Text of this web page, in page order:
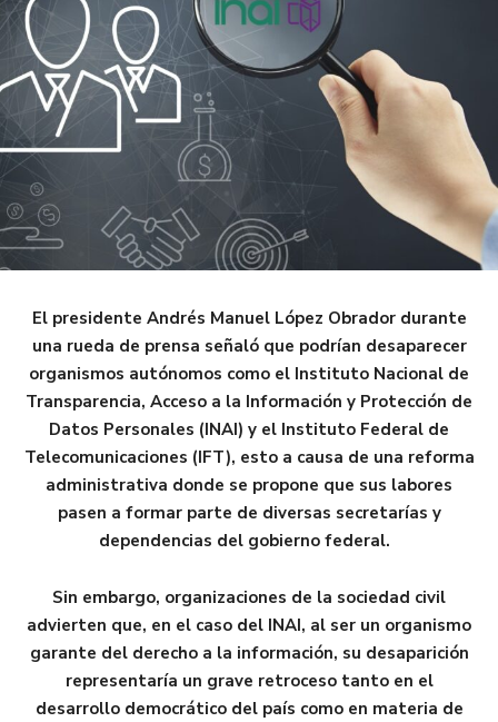
El presidente Andrés Manuel López Obrador durante
una rueda de prensa señaló que podrían desaparecer
organismos autónomos como el Instituto Nacional de
Transparencia, Acceso a la Información y Protección de
Datos Personales (INAI) y el Instituto Federal de
Telecomunicaciones (IFT), esto a causa de una reforma
administrativa donde se propone que sus labores
pasen a formar parte de diversas secretarías y
dependencias del gobierno federal.
Sin embargo, organizaciones de la sociedad civil
advierten que, en el caso del INAI, al ser un organismo
garante del derecho a la información, su desaparición
representaría un grave retroceso tanto en el
desarrollo democrático del país como en materia de